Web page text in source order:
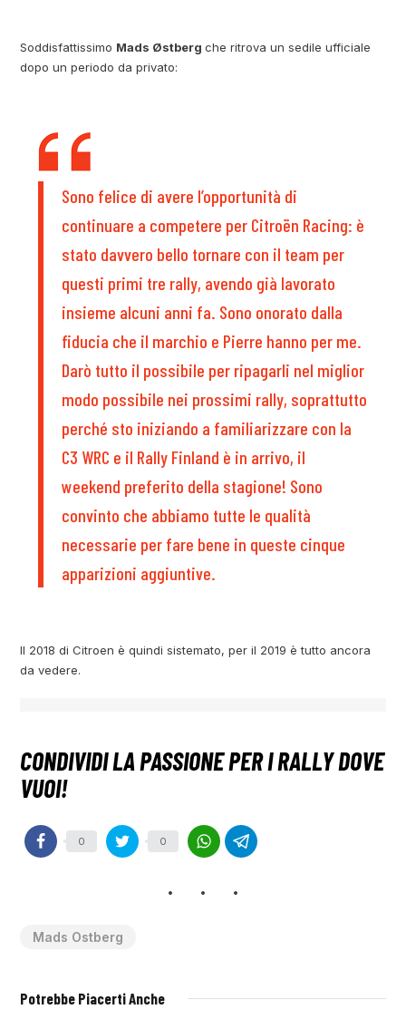
Soddisfattissimo Mads Østbergche ritrova un sedile ufficiale
dopo un periodo da privato:
Sono felice di avere l’opportunità di
continuare a competere per Citroën Racing: è
stato davvero bello tornare con il team per
questi primi tre rally, avendo già lavorato
insieme alcuni anni fa. Sono onorato dalla
fiducia che il marchio e Pierre hanno per me.
Darò tutto il possibile per ripagarli nel miglior
modo possibile nei prossimi rally, soprattutto
perché sto iniziando a familiarizzare con la
C3 WRC e il Rally Finland è in arrivo, il
weekend preferito della stagione! Sono
convinto che abbiamo tutte le qualità
necessarie per fare bene in queste cinque
apparizioni aggiuntive.
Il 2018 di Citroen è quindi sistemato, per il 2019 è tutto ancora
da vedere.
0 0
Mads Ostberg
Potrebbe Piacerti Anche